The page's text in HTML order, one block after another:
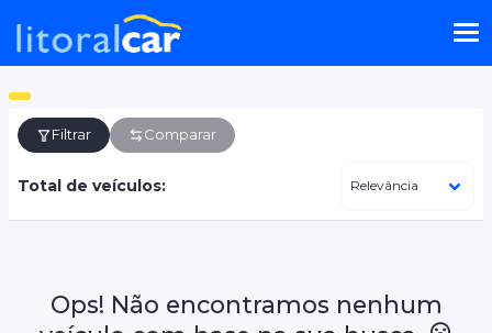
Filtrar Comparar
Total de veículos:
Ops! Não encontramos nenhum